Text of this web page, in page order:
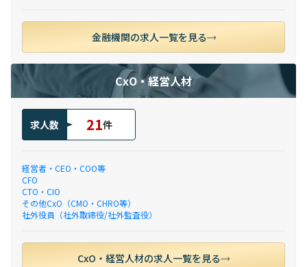
金融機関の求人一覧を見る
CxO・経営人材
求人数 21件
経営者・CEO・COO等
CFO
CTO・CIO
その他CxO（CMO・CHRO等）
社外役員（社外取締役/社外監査役）
CxO・経営人材の求人一覧を見る